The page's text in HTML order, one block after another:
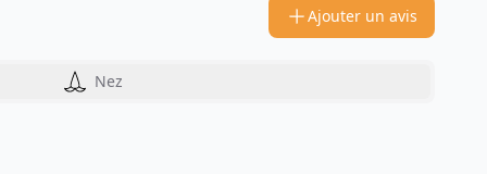
Ajouter un avis
Nez